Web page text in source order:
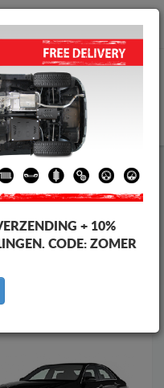
Mercedes
Merken
catalogus
+ 10%
CODE: ZOMER